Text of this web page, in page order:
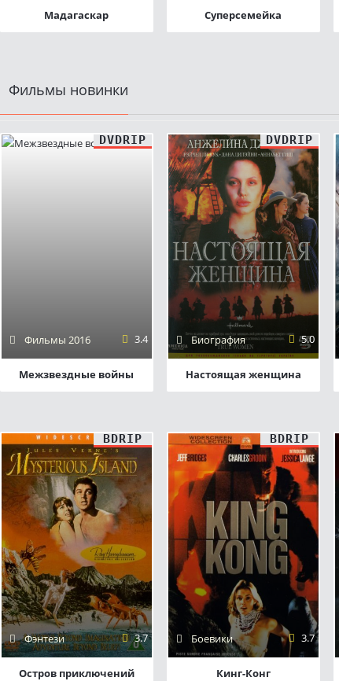
Мадагаскар Суперсемейка
Фильмы новинки
DVDRIP
Фильмы 2016 3.4
Межзвездные войны
DVDRIP
Биография 5.0
Настоящая женщина
BDRIP
Фэнтези 3.7
Остров приключений
BDRIP
Боевики 3.7
Кинг-Конг